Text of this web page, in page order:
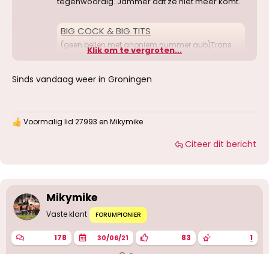
BIG COCK & BIG TITS
(geen bellen met anoniem nummer aub)Trans
Bianca een lekkere en mooie transseksueel met
sperma...Hmmmmm!!!!! zal ik jou er lek...
Klik om te vergroten...
Sinds vandaag weer in Groningen
W
n
g
n
:
Voormalig lid 27993 en Mikymike
Citeer dit bericht
Mikymike
Vaste klant FORUMPIONIER
178 30/06/21 83 1